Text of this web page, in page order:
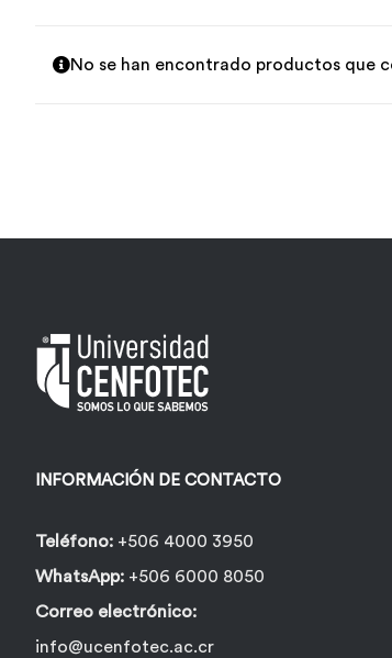
No se han encontrado productos que
INFORMACIÓN DE CONTACTO
Teléfono: +506 4000 3950
WhatsApp: +506 6000 8050
Correo electrónico:
info@ucenfotec.ac.cr